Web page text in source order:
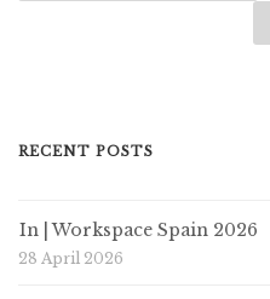
RECENT POSTS
In | Workspace Spain 2026
28 April 2026